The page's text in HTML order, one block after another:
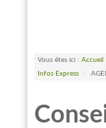
Vous êtes ici : Accueil
Infos Express /